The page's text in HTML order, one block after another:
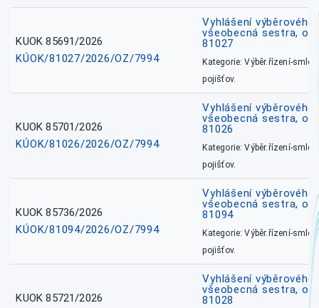
KUOK 85691/2026
KÚOK/81027/2026/OZ/7994
Vyhlášení
všeobecná sestra,
81027
Kategorie: Výběr.řízení-
pojišťov.
KUOK 85701/2026
KÚOK/81026/2026/OZ/7994
Vyhlášení
všeobecná sestra,
81026
Kategorie: Výběr.řízení-
pojišťov.
KUOK 85736/2026
KÚOK/81094/2026/OZ/7994
Vyhlášení
všeobecná sestra,
81094
Kategorie: Výběr.řízení-
pojišťov.
KUOK 85721/2026
Vyhlášení
všeobecná sestra,
81028